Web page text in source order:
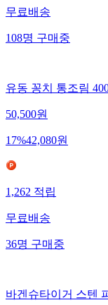
무료배송
108명 구매중
유동 꽁치 통조림
50,500원
17%42,080원
1,262 적립
무료배송
36명 구매중
바겐슈타이거 스텐